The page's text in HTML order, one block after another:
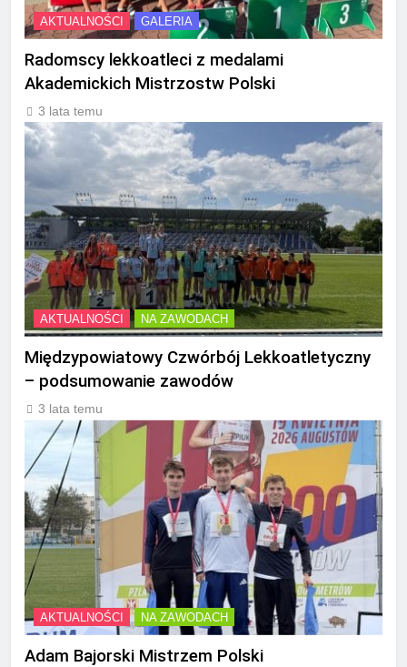
AKTUALNOŚCI GALERIA
Radomscy lekkoatleci z medalami
Akademickich Mistrzostw Polski
3 lata temu
AKTUALNOŚCI NA ZAWODACH
Międzypowiatowy Czwórbój Lekkoatletyczny
– podsumowanie zawodów
3 lata temu
AKTUALNOŚCI NA ZAWODACH
Adam Bajorski Mistrzem Polski